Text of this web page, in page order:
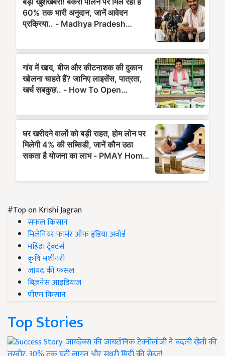
#Top on Krishi Jagran
सफल किसान
मिलेनियर फार्मर ऑफ इंडिया अवॉर्ड
महिंद्रा ट्रैक्टर्स
कृषि मशीनरी
जायद की फसल
बिज़नेस आइडियाज
पीएम किसान
Top Stories